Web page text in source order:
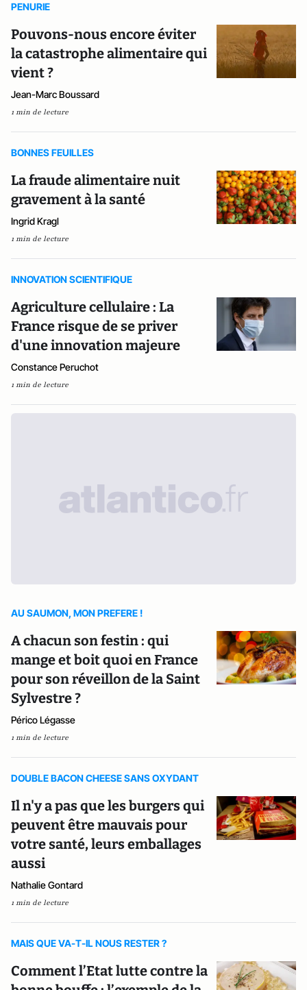
PENURIE
Pouvons-nous encore éviter
la catastrophe alimentaire qui
vient ?
Jean-Marc Boussard
1 min de lecture
BONNES FEUILLES
La fraude alimentaire nuit
gravement à la santé
Ingrid Kragl
1 min de lecture
INNOVATION SCIENTIFIQUE
Agriculture cellulaire : La
France risque de se priver
d'une innovation majeure
Constance Peruchot
1 min de lecture
AU SAUMON, MON PREFERE !
A chacun son festin : qui
mange et boit quoi en France
pour son réveillon de la Saint
Sylvestre ?
Périco Légasse
1 min de lecture
DOUBLE BACON CHEESE SANS OXYDANT
Il n'y a pas que les burgers qui
peuvent être mauvais pour
votre santé, leurs emballages
aussi
Nathalie Gontard
1 min de lecture
MAIS QUE VA-T-IL NOUS RESTER ?
Comment l’Etat lutte contre la